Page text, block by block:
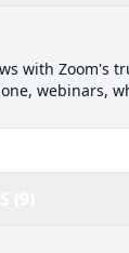
with Zoom's
webinars,